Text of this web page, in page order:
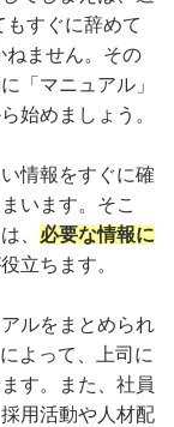
もすぐに辞めて
ねません。その
「マニュアル」
始めましょう。
情報をすぐに確
います。そこ
、 必要な情報に
立ちます。
ルをまとめられ
よって、上司に
す。また、社員
用活動や人材配